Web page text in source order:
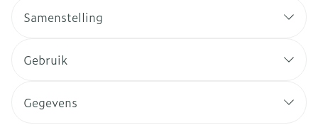
Samenstelling
Gebruik
Gegevens